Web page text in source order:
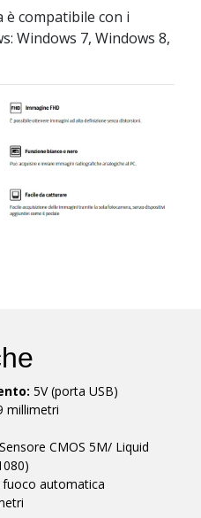
è compatibile con i
Windows 7, Windows 8,
5V (porta USB)
millimetri
Sensore CMOS 5M/ Liquid
fuoco automatica